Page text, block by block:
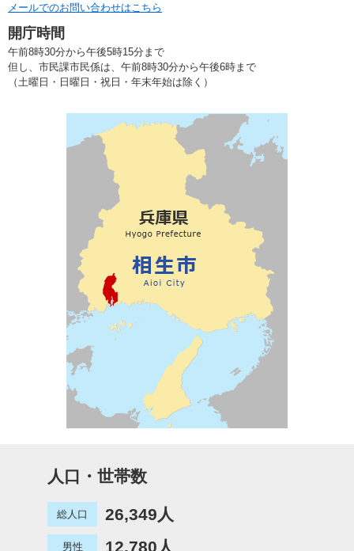
メールでのお問い合わせはこちら
開庁時間
午前8時30分から午後5時15分まで
但し、市民課市民係は、午前8時30分から午後6時まで
（土曜日・日曜日・祝日・年末年始は除く）
人口・世帯数
総人口 26,349人
男性 12,780人